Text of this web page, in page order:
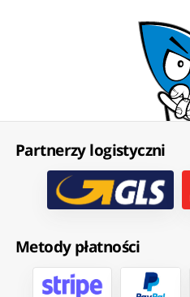
Partnerzy logistyczni
Metody płatności